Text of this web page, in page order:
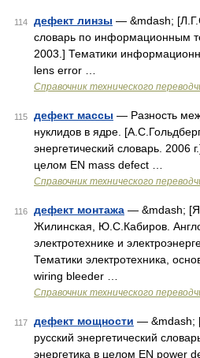
114 дефект линзы — &mdash;
словарь по информационным
2003.] Тематики
lens error …
Справочник технического
115 дефект массы — Разность
нуклидов в ядре.
энергетический словарь. 2006
целом EN mass defect …
Справочник технического
116 дефект монтажа — &mdash;
Жилинская, Ю.С.Кабиров.
электротехнике и
Тематики электротехника,
wiring bleeder …
Справочник технического
117 дефект мощности — &mdash;
русский энергетический
энергетика в целом EN power